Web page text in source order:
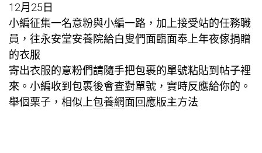
12月25日
小編征集一名意粉與小編一路，加上接受站的任務職
員，往永安堂安養院給白叟們面臨面奉上年夜傢捐贈
的衣服
寄出衣服的意粉們請隨手把包裹的單號粘貼到帖子裡
來。小編收到包裹後會查對單號，實時反應給你的。
舉個栗子，相似上包養網面回應版主方法